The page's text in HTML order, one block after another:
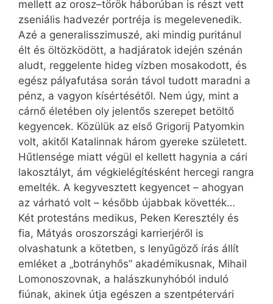
mellett az orosz–török háborúban is részt vett
zseniális hadvezér portréja is megelevenedik.
Azé a generalisszimuszé, aki mindig puritánul
élt és öltözködött, a hadjáratok idején szénán
aludt, reggelente hideg vízben mosakodott, és
egész pályafutása során távol tudott maradni a
pénz, a vagyon kísértésétől. Nem úgy, mint a
cárnő életében oly jelentős szerepet betöltő
kegyencek. Közülük az első Grigorij Patyomkin
volt, akitől Katalinnak három gyereke született.
Hűtlensége miatt végül el kellett hagynia a cári
lakosztályt, ám végkielégítésként hercegi rangra
emelték. A kegyvesztett kegyencet – ahogyan
az várható volt – később újabbak követték…
Két protestáns medikus, Peken Keresztély és
fia, Mátyás oroszországi karrierjéről is
olvashatunk a kötetben, s lenyűgöző írás állít
emléket a „botrányhős” akadémikusnak, Mihail
Lomonoszovnak, a halászkunyhóból induló
fiúnak, akinek útja egészen a szentpétervári